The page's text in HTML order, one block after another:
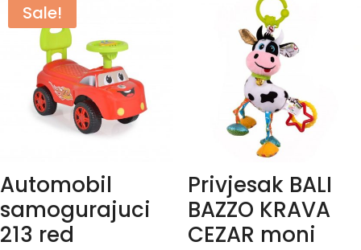
Sale!
Automobil
samogurajuci
213 red
Privjesak BALI
BAZZO KRAVA
CEZAR moni